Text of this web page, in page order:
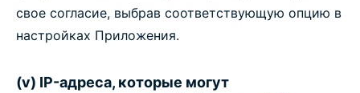
свое согласие, выбрав соответствующую опцию в
настройках Приложения.
(v) IP-адреса, которые могут